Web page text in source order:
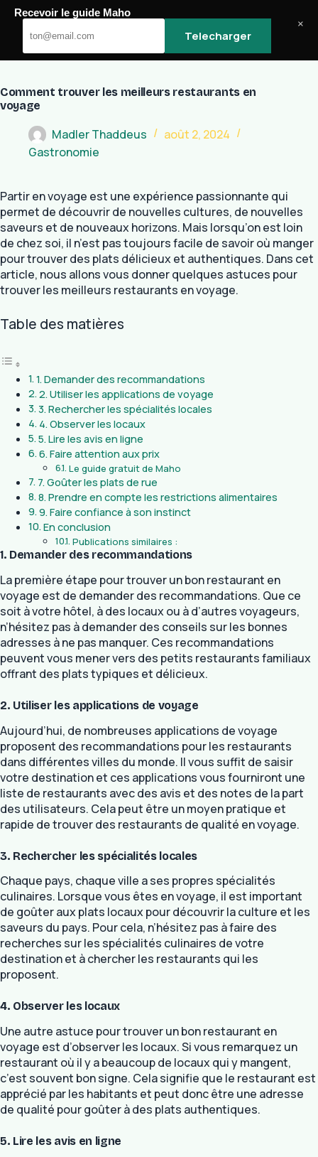
Passer
contenu
Maho
Comment trouver les meilleurs restaurants en
voyage
Madler Thaddeus
août 2, 2024
Gastronomie
Partir en voyage est une expérience passionnante qui
permet de découvrir de nouvelles cultures, de nouvelles
saveurs et de nouveaux horizons. Mais lorsqu’on est loin
de chez soi, il n’est pas toujours facile de savoir où manger
pour trouver des plats délicieux et authentiques. Dans cet
article, nous allons vous donner quelques astuces pour
trouver les meilleurs restaurants en voyage.
Table des matières
1. Demander des recommandations
2. Utiliser les applications de voyage
3. Rechercher les spécialités locales
4. Observer les locaux
5. Lire les avis en ligne
6. Faire attention aux prix
Le guide gratuit de Maho
7. Goûter les plats de rue
8. Prendre en compte les restrictions alimentaires
9. Faire confiance à son instinct
En conclusion
Publications similaires :
1. Demander des recommandations
La première étape pour trouver un bon restaurant en
voyage est de demander des recommandations. Que ce
soit à votre hôtel, à des locaux ou à d’autres voyageurs,
n’hésitez pas à demander des conseils sur les bonnes
adresses à ne pas manquer. Ces recommandations
peuvent vous mener vers des petits restaurants familiaux
offrant des plats typiques et délicieux.
2. Utiliser les applications de voyage
Aujourd’hui, de nombreuses applications de voyage
proposent des recommandations pour les restaurants
dans différentes villes du monde. Il vous suffit de saisir
votre destination et ces applications vous fourniront une
liste de restaurants avec des avis et des notes de la part
des utilisateurs. Cela peut être un moyen pratique et
rapide de trouver des restaurants de qualité en voyage.
3. Rechercher les spécialités locales
Chaque pays, chaque ville a ses propres spécialités
culinaires. Lorsque vous êtes en voyage, il est important
de goûter aux plats locaux pour découvrir la culture et les
saveurs du pays. Pour cela, n’hésitez pas à faire des
recherches sur les spécialités culinaires de votre
destination et à chercher les restaurants qui les
proposent.
4. Observer les locaux
Une autre astuce pour trouver un bon restaurant en
voyage est d’observer les locaux. Si vous remarquez un
restaurant où il y a beaucoup de locaux qui y mangent,
c’est souvent bon signe. Cela signifie que le restaurant est
apprécié par les habitants et peut donc être une adresse
de qualité pour goûter à des plats authentiques.
5. Lire les avis en ligne
Recevoir le guide Maho
Telecharger
×